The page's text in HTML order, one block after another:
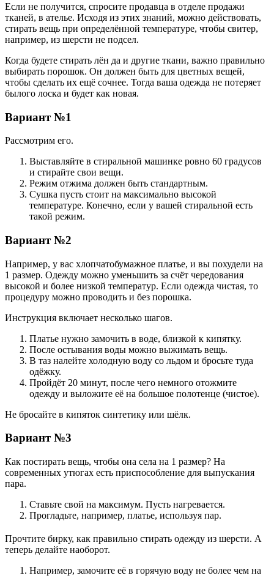
Если не получится, спросите продавца в отделе продажи
тканей, в ателье. Исходя из этих знаний, можно действовать,
стирать вещь при определённой температуре, чтобы свитер,
например, из шерсти не подсел.
Когда будете стирать лён да и другие ткани, важно правильно
выбирать порошок. Он должен быть для цветных вещей,
чтобы сделать их ещё сочнее. Тогда ваша одежда не потеряет
былого лоска и будет как новая.
Вариант №1
Рассмотрим его.
Выставляйте в стиральной машинке ровно 60 градусов
и стирайте свои вещи.
Режим отжима должен быть стандартным.
Сушка пусть стоит на максимально высокой
температуре. Конечно, если у вашей стиральной есть
такой режим.
Вариант №2
Например, у вас хлопчатобумажное платье, и вы похудели на
1 размер. Одежду можно уменьшить за счёт чередования
высокой и более низкой температур. Если одежда чистая, то
процедуру можно проводить и без порошка.
Инструкция включает несколько шагов.
Платье нужно замочить в воде, близкой к кипятку.
После остывания воды можно выжимать вещь.
В таз налейте холодную воду со льдом и бросьте туда
одёжку.
Пройдёт 20 минут, после чего немного отожмите
одежду и выложите её на большое полотенце (чистое).
Не бросайте в кипяток синтетику или шёлк.
Вариант №3
Как постирать вещь, чтобы она села на 1 размер? На
современных утюгах есть приспособление для выпускания
пара.
Ставьте свой на максимум. Пусть нагревается.
Прогладьте, например, платье, используя пар.
Прочтите бирку, как правильно стирать одежду из шерсти. А
теперь делайте наоборот.
Например, замочите её в горячую воду не более чем на